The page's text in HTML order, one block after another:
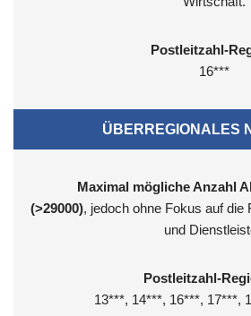
Postleitzahl-
16***
ÜBERREGIONALES
Maximal mögliche Anzahl
(>29000), jedoch ohne Fokus auf die
und
Postleitzahl-
13***, 14***, 16***, 17***,